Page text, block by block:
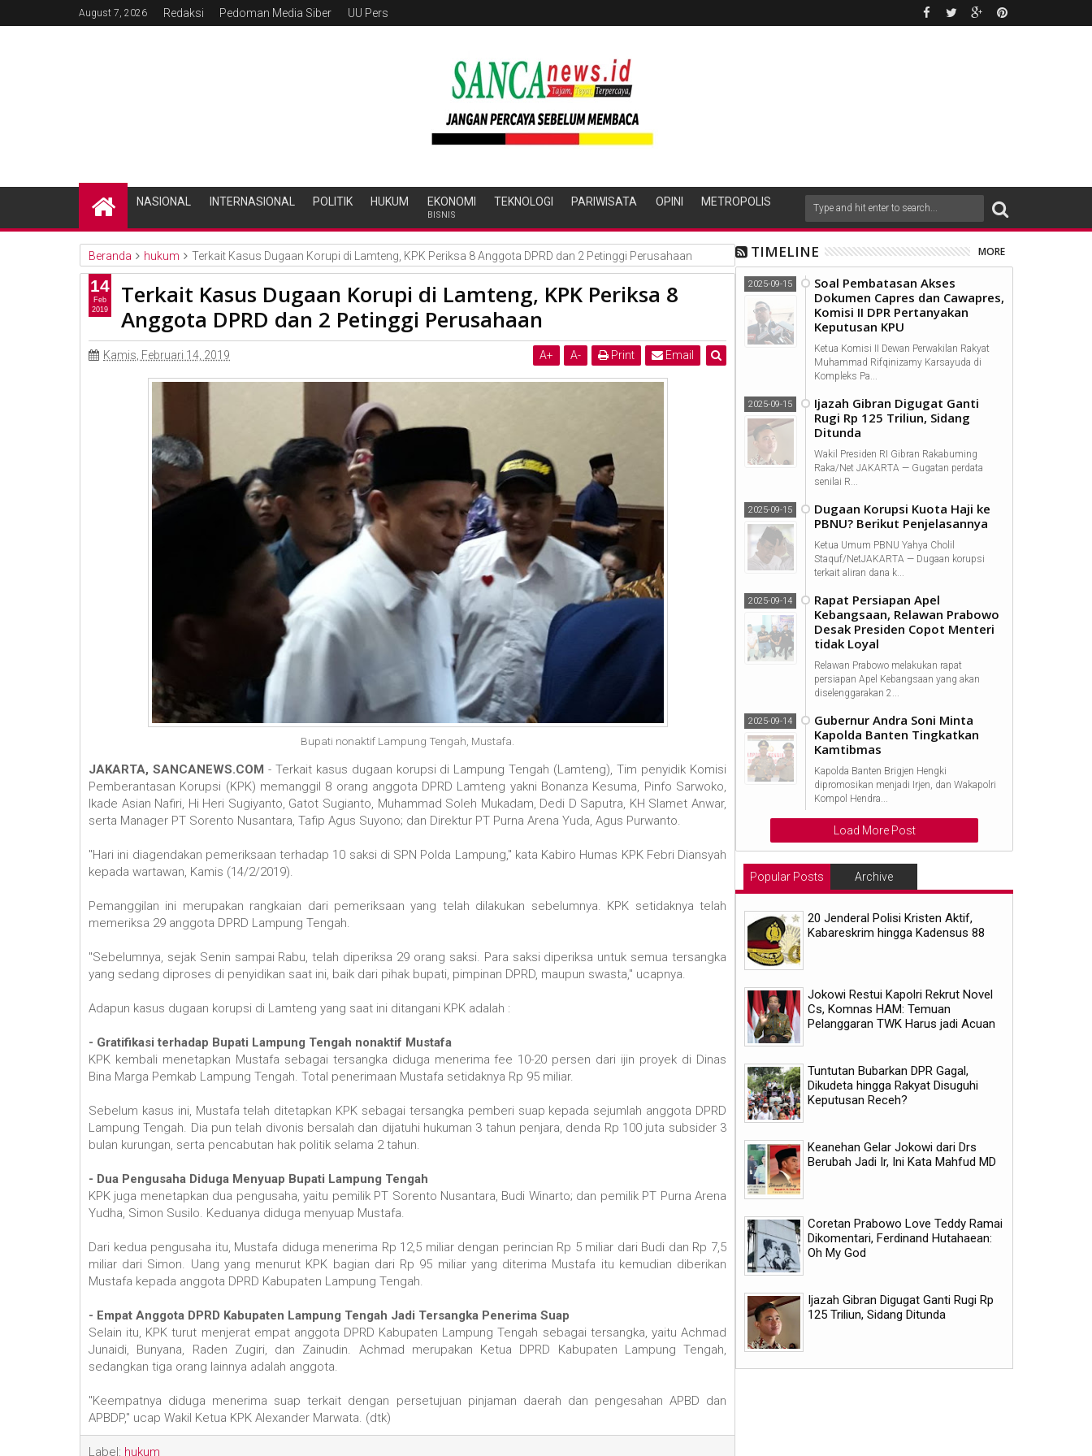
August 7, 2026 Redaksi Pedoman Media Siber UU Pers
NASIONAL INTERNASIONAL POLITIK HUKUM EKONOMI
BISNIS
TEKNOLOGI PARIWISATA OPINI METROPOLIS
Beranda hukum Terkait Kasus Dugaan Korupi di Lamteng, KPK Periksa 8 Anggota DPRD dan 2 Petinggi Perusahaan
Terkait Kasus Dugaan Korupi di Lamteng, KPK Periksa 8
Anggota DPRD dan 2 Petinggi Perusahaan
Kamis, Februari 14, 2019 A+ A- Print Email
Bupati nonaktif Lampung Tengah, Mustafa
JAKARTA, SANCANEWS.COM - Terkait kasus dugaan korupsi di Lampung Tengah (Lamteng), Tim penyidik Komisi
Pemberantasan Korupsi (KPK) memanggil 8 orang anggota DPRD Lamteng yakni Bonanza Kesuma, Pinfo Sarwoko,
Ikade Asian Nafiri, Hi Heri Sugiyanto, Gatot Sugianto, Muhammad Soleh Mukadam, Dedi D Saputra, KH Slamet Anwar,
serta Manager PT Sorento Nusantara, Tafip Agus Suyono; dan Direktur PT Purna Arena Yuda, Agus Purwanto.
"Hari ini diagendakan pemeriksaan terhadap 10 saksi di SPN Polda Lampung," kata Kabiro Humas KPK Febri Diansyah
kepada wartawan, Kamis (14/2/2019).
Pemanggilan ini merupakan rangkaian dari pemeriksaan yang telah dilakukan sebelumnya. KPK setidaknya telah
memeriksa 29 anggota DPRD Lampung Tengah.
"Sebelumnya, sejak Senin sampai Rabu, telah diperiksa 29 orang saksi. Para saksi diperiksa untuk semua tersangka
yang sedang diproses di penyidikan saat ini, baik dari pihak bupati, pimpinan DPRD, maupun swasta," ucapnya.
Adapun kasus dugaan korupsi di Lamteng yang saat ini ditangani KPK adalah :
- Gratifikasi terhadap Bupati Lampung Tengah nonaktif Mustafa
KPK kembali menetapkan Mustafa sebagai tersangka diduga menerima fee 10-20 persen dari ijin proyek di Dinas
Bina Marga Pemkab Lampung Tengah. Total penerimaan Mustafa setidaknya Rp 95 miliar.
Sebelum kasus ini, Mustafa telah ditetapkan KPK sebagai tersangka pemberi suap kepada sejumlah anggota DPRD
Lampung Tengah. Dia pun telah divonis bersalah dan dijatuhi hukuman 3 tahun penjara, denda Rp 100 juta subsider 3
bulan kurungan, serta pencabutan hak politik selama 2 tahun.
- Dua Pengusaha Diduga Menyuap Bupati Lampung Tengah
KPK juga menetapkan dua pengusaha, yaitu pemilik PT Sorento Nusantara, Budi Winarto; dan pemilik PT Purna Arena
Yudha, Simon Susilo. Keduanya diduga menyuap Mustafa.
Dari kedua pengusaha itu, Mustafa diduga menerima Rp 12,5 miliar dengan perincian Rp 5 miliar dari Budi dan Rp 7,5
miliar dari Simon. Uang yang menurut KPK bagian dari Rp 95 miliar yang diterima Mustafa itu kemudian diberikan
Mustafa kepada anggota DPRD Kabupaten Lampung Tengah.
- Empat Anggota DPRD Kabupaten Lampung Tengah Jadi Tersangka Penerima Suap
Selain itu, KPK turut menjerat empat anggota DPRD Kabupaten Lampung Tengah sebagai tersangka, yaitu Achmad
Junaidi, Bunyana, Raden Zugiri, dan Zainudin. Achmad merupakan Ketua DPRD Kabupaten Lampung Tengah,
sedangkan tiga orang lainnya adalah anggota.
"Keempatnya diduga menerima suap terkait dengan persetujuan pinjaman daerah dan pengesahan APBD dan
APBDP," ucap Wakil Ketua KPK Alexander Marwata. (dtk)
Label: hukum
14
Feb
2019
TIMELINE MORE
Soal Pembatasan Akses
Dokumen Capres dan Cawapres,
Komisi II DPR Pertanyakan
Keputusan KPU
2025-09-15
Ketua Komisi II Dewan Perwakilan Rakyat
Muhammad Rifqinizamy Karsayuda di
Kompleks Pa...
Ijazah Gibran Digugat Ganti
Rugi Rp 125 Triliun, Sidang
Ditunda
2025-09-15
Wakil Presiden RI Gibran Rakabuming
Raka/Net JAKARTA — Gugatan perdata
senilai R...
Dugaan Korupsi Kuota Haji ke
PBNU? Berikut Penjelasannya
2025-09-15
Ketua Umum PBNU Yahya Cholil
Staquf/NetJAKARTA — Dugaan korupsi
terkait aliran dana k...
Rapat Persiapan Apel
Kebangsaan, Relawan Prabowo
Desak Presiden Copot Menteri
tidak Loyal
2025-09-14
Relawan Prabowo melakukan rapat
persiapan Apel Kebangsaan yang akan
diselenggarakan 2...
Gubernur Andra Soni Minta
Kapolda Banten Tingkatkan
Kamtibmas
2025-09-14
Kapolda Banten Brigjen Hengki
dipromosikan menjadi Irjen, dan Wakapolri
Kompol Hendra...
Load More Post
Popular Posts Archive
20 Jenderal Polisi Kristen Aktif,
Kabareskrim hingga Kadensus 88
Jokowi Restui Kapolri Rekrut Novel
Cs, Komnas HAM: Temuan
Pelanggaran TWK Harus jadi Acuan
Tuntutan Bubarkan DPR Gagal,
Dikudeta hingga Rakyat Disuguhi
Keputusan Receh?
Keanehan Gelar Jokowi dari Drs
Berubah Jadi Ir, Ini Kata Mahfud MD
Coretan Prabowo Love Teddy Ramai
Dikomentari, Ferdinand Hutahaean:
Oh My God
Ijazah Gibran Digugat Ganti Rugi Rp
125 Triliun, Sidang Ditunda